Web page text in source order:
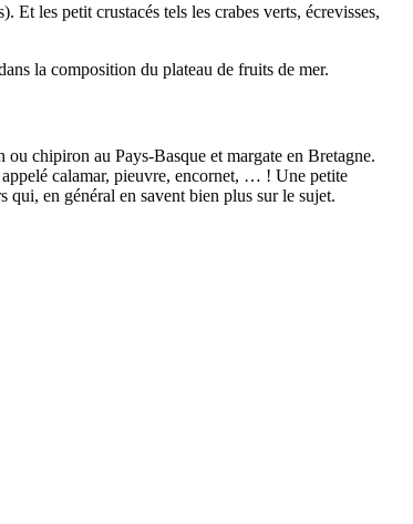
Et les petit crustacés tels les crabes verts, écrevisses,
la composition du plateau de fruits de mer.
ou chipiron au Pays-Basque et margate en Bretagne.
calamar, pieuvre, encornet, … ! Une petite
qui, en général en savent bien plus sur le sujet.